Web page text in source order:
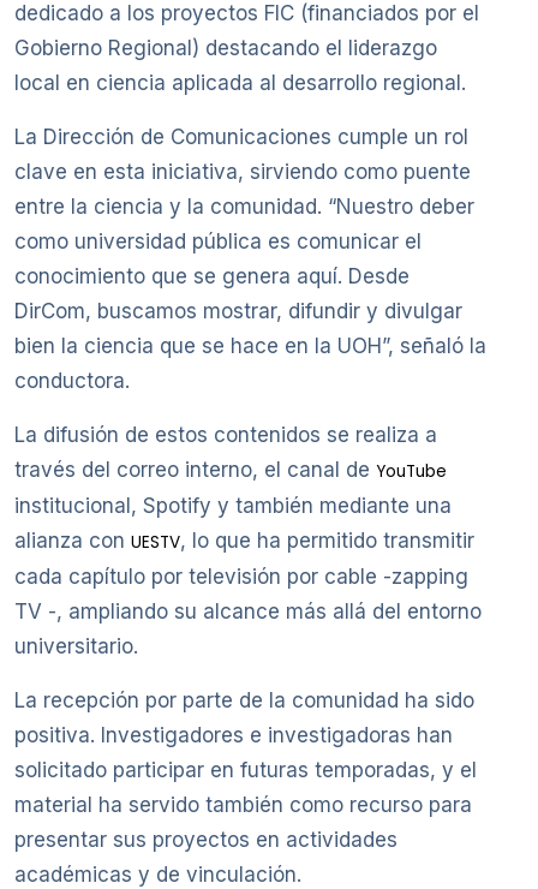
dedicado a los proyectos FIC (financiados por el
Gobierno Regional) destacando el liderazgo
local en ciencia aplicada al desarrollo regional.
La Dirección de Comunicaciones cumple un rol
clave en esta iniciativa, sirviendo como puente
entre la ciencia y la comunidad. “Nuestro deber
como universidad pública es comunicar el
conocimiento que se genera aquí. Desde
DirCom, buscamos mostrar, difundir y divulgar
bien la ciencia que se hace en la UOH”, señaló la
conductora.
La difusión de estos contenidos se realiza a
través del correo interno, el canal de YouTube
institucional, Spotify y también mediante una
alianza con UESTV, lo que ha permitido transmitir
cada capítulo por televisión por cable -zapping
TV -, ampliando su alcance más allá del entorno
universitario.
La recepción por parte de la comunidad ha sido
positiva. Investigadores e investigadoras han
solicitado participar en futuras temporadas, y el
material ha servido también como recurso para
presentar sus proyectos en actividades
académicas y de vinculación.